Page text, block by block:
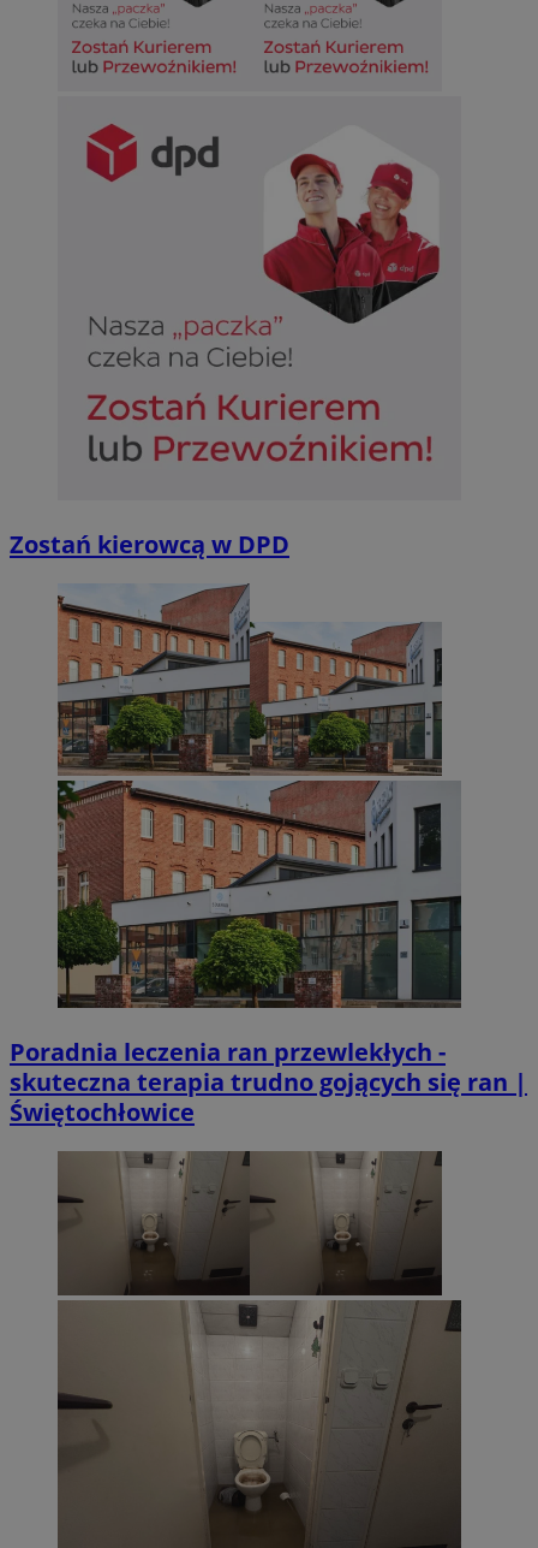
Zostań kierowcą w DPD
Poradnia leczenia ran przewlekłych -
skuteczna terapia trudno gojących się ran |
Świętochłowice